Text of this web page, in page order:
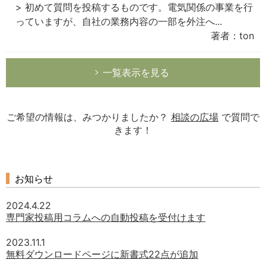
> 初めて質問を投稿するものです。電気関係の事業を行
っていますが、自社の業務内容の一部を外注へ...
著者：ton
一覧表示を見る
ご希望の情報は、みつかりましたか？ 相談の広場 で質問で
きます！
お知らせ
2024.4.22
専門家投稿用コラムへの自動投稿を受付けます
2023.11.1
無料ダウンロードページに新書式22点が追加